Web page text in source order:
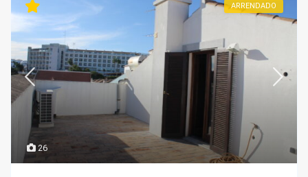
26
ARRENDADO